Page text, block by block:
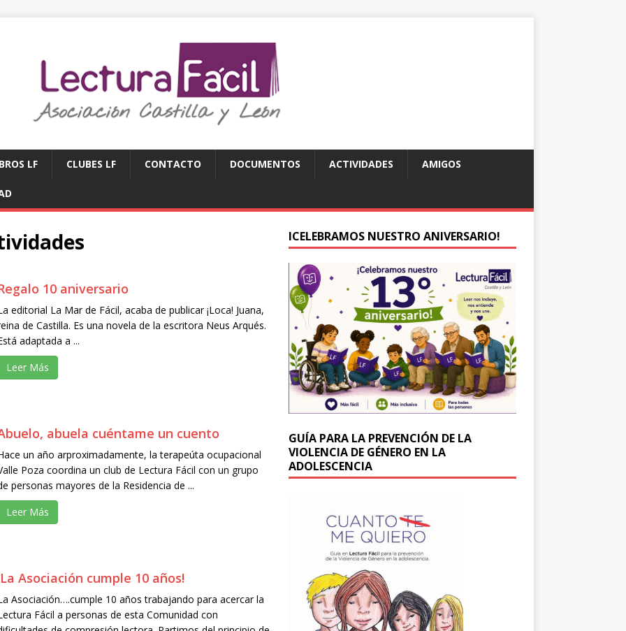
LF CLUBES LF CONTACTO DOCUMENTOS ACTIVIDADES AMIGOS
10 aniversario
editorial La Mar de Fácil, acaba de publicar ¡Loca! Juana,
de Castilla. Es una novela de la escritora Neus Arqués.
adaptada a ...
Leer Más
abuela cuéntame un cuento
un año arproximadamente, la terapeúta ocupacional
Poza coordina un club de Lectura Fácil con un grupo
personas mayores de la Residencia de ...
Leer Más
Asociación cumple 10 años!
Asociación….cumple 10 años trabajando para acercar la
Fácil a personas de esta Comunidad con
ICELEBRAMOS NUESTRO ANIVERSARIO!
GUÍA PARA LA PREVENCIÓN DE LA
VIOLENCIA DE GÉNERO EN LA
ADOLESCENCIA